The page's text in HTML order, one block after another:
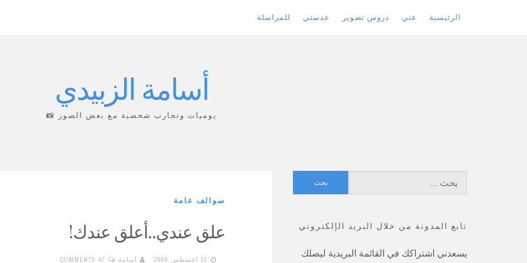
الرئيسية عني دروس تصوير عدستي للمراسلة
أسامة الزبيدي
يوميات وتجارب شخصية مع بعض الصور 📸
سوالف عامة
علق عندي..أعلق عندك!
16 أغسطس 2008 أسامة 47 COMMENTS
البحث
عن:
تابع المدونة من خلال البريد الإلكتروني
يسعدني اشتراكك في القائمة البريدية ليصلك